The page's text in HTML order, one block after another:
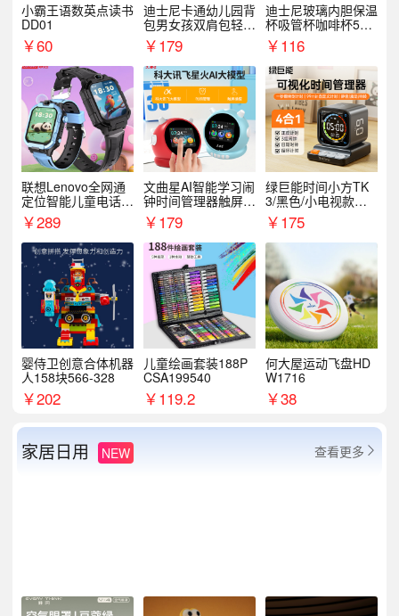
小霸王语数英点读书
DD01
￥60
迪士尼卡通幼儿园背
包男女孩双肩包轻便
可爱小背包B20107
￥179
迪士尼玻璃内胆保温
杯吸管杯咖啡杯530
MLH15135
￥116
联想Lenovo全网通
定位智能儿童电话手
表A1
￥289
文曲星AI智能学习闹
钟时间管理器触屏N
1pro
￥179
绿巨能时间小方TK
3/黑色/小电视款【T
K3】
￥175
婴侍卫创意合体机器
人158块566-328
￥202
儿童绘画套装188P
CSA199540
￥119.2
何大屋运动飞盘HD
W1716
￥38
家居日用 NEW 查看更多 